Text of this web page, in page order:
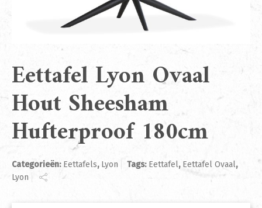
Eettafel Lyon Ovaal
Hout Sheesham
Hufterproof 180cm
Categorieën: Eettafels, Lyon Tags: Eettafel, Eettafel Ovaal,
Lyon